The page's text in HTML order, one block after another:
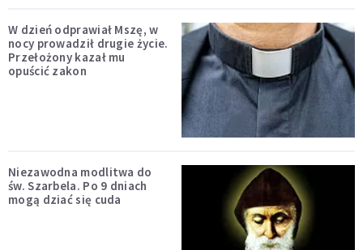
W dzień odprawiał Mszę, w
nocy prowadził drugie życie.
Przełożony kazał mu
opuścić zakon
Niezawodna modlitwa do
św. Szarbela. Po 9 dniach
mogą dziać się cuda